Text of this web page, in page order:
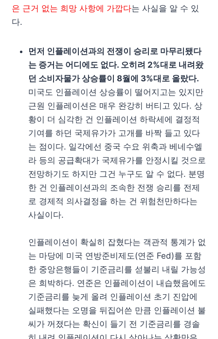
은 근거 없는 희망 사항에 가깝다는 사실을 알 수 있
다.
먼저 인플레이션과의 전쟁이 승리로 마무리됐다
는 증거는 어디에도 없다. 오히려 2%대로 내려왔
던 소비자물가 상승률이 8월에 3%대로 올랐다.
미국도 인플레이션 상승률이 떨어지고는 있지만
근원 인플레이션은 매우 완강히 버티고 있다. 상
황이 더 심각한 건 인플레이션 하락세에 결정적
기여를 하던 국제유가가 고개를 바짝 들고 있다
는 점이다. 일각에선 중국 수요 위축과 베네수엘
라 등의 공급확대가 국제유가를 안정시킬 것으로
전망하기도 하지만 그건 누구도 알 수 없다. 분명
한 건 인플레이션과의 조속한 전쟁 승리를 전제
로 경제적 의사결정을 하는 건 위험천만하다는
사실이다.
인플레이션이 확실히 잡혔다는 객관적 통계가 없
는 마당에 미국 연방준비제도(연준 Fed)를 포함
한 중앙은행들이 기준금리를 섣불리 내릴 가능성
은 희박하다. 연준은 인플레이션이 내습했음에도
기준금리를 늦게 올려 인플레이션 초기 진압에
실패했다는 오명을 뒤집어쓴 만큼 인플레이션 불
씨가 꺼졌다는 확신이 들기 전 기준금리를 경솔